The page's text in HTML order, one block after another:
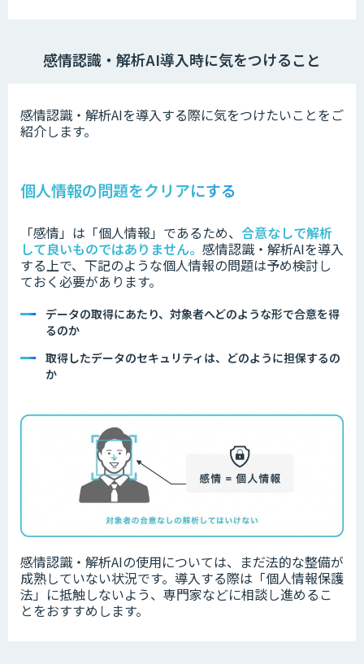
感情認識・解析AI導入時に気をつけること
感情認識・解析AIを導入する際に気をつけたいことをご
紹介します。
個人情報の問題をクリアにする
「感情」は「個人情報」であるため、 合意なしで解析
して良いものではありません。 感情認識・解析AIを導入
する上で、下記のような個人情報の問題は予め検討し
ておく必要があります。
データの取得にあたり、対象者へどのような形で合意を得
るのか
取得したデータのセキュリティは、どのように担保するの
か
感情認識・解析AIの使用については、まだ法的な整備が
成熟していない状況です。導入する際は「個人情報保護
法」に抵触しないよう、専門家などに相談し進めるこ
とをおすすめします。